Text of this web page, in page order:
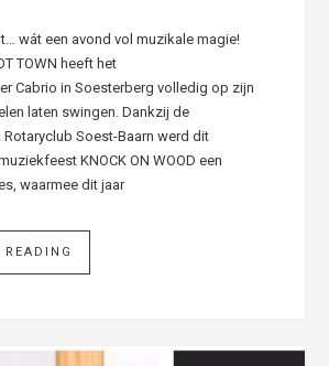
wát een avond vol muzikale magie!
TOWN heeft het
Cabrio in Soesterberg volledig op zijn
laten swingen. Dankzij de
Rotaryclub Soest-Baarn werd dit
KNOCK ON WOOD een
waarmee dit jaar